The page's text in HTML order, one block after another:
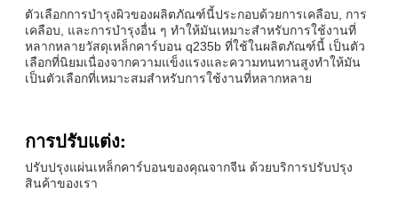
ตัวเลือกการบํารุงผิวของผลิตภัณฑ์นี้ประกอบด้วยการเคลือบ, การ
เคลือบ, และการบํารุงอื่น ๆ ทําให้มันเหมาะสําหรับการใช้งานที่
หลากหลายวัสดุเหล็กคาร์บอน q235b ที่ใช้ในผลิตภัณฑ์นี้ เป็นตัว
เลือกที่นิยมเนื่องจากความแข็งแรงและความทนทานสูงทําให้มัน
เป็นตัวเลือกที่เหมาะสมสําหรับการใช้งานที่หลากหลาย
การปรับแต่ง:
ปรับปรุงแผ่นเหล็กคาร์บอนของคุณจากจีน ด้วยบริการปรับปรุง
สินค้าของเรา